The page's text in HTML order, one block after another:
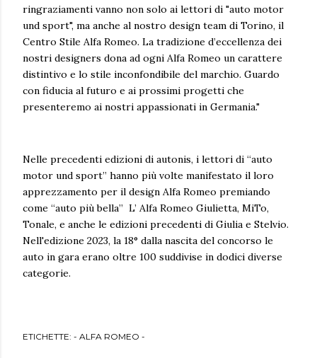
ringraziamenti vanno non solo ai lettori di "auto motor
und sport", ma anche al nostro design team di Torino, il
Centro Stile Alfa Romeo. La tradizione d’eccellenza dei
nostri designers dona ad ogni Alfa Romeo un carattere
distintivo e lo stile inconfondibile del marchio. Guardo
con fiducia al futuro e ai prossimi progetti che
presenteremo ai nostri appassionati in Germania."
Nelle precedenti edizioni di autonis, i lettori di “auto
motor und sport” hanno più volte manifestato il loro
apprezzamento per il design Alfa Romeo premiando
come “auto più bella” L’ Alfa Romeo Giulietta, MiTo,
Tonale, e anche le edizioni precedenti di Giulia e Stelvio.
Nell'edizione 2023, la 18° dalla nascita del concorso le
auto in gara erano oltre 100 suddivise in dodici diverse
categorie.
ETICHETTE: - ALFA ROMEO -